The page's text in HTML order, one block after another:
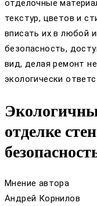
отделочные
текстур, цветов и
вписать их в любой
безопасность,
вид, делая ремонт
экологически
отделке
Мнение автора
Андрей Корнилов